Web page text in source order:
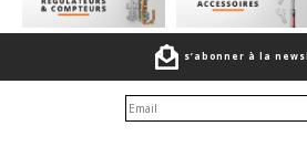
s’abonner à la